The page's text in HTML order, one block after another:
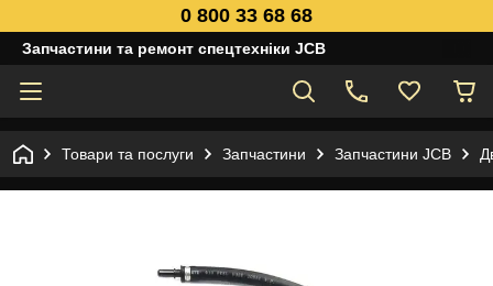
0 800 33 68 68
Запчастини та ремонт спецтехніки JCB
Товари та послуги Запчастини Запчастини JCB